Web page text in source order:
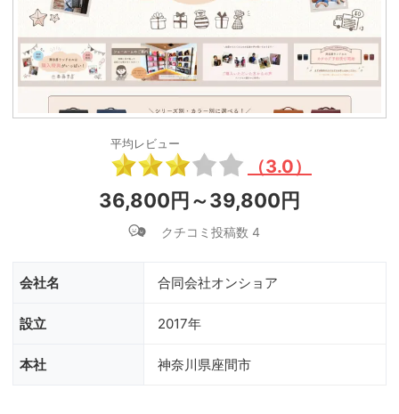
平均レビュー
（3.0）
36,800円～39,800円
クチコミ投稿数 4
会社名 合同会社オンショア
設立 2017年
本社 神奈川県座間市